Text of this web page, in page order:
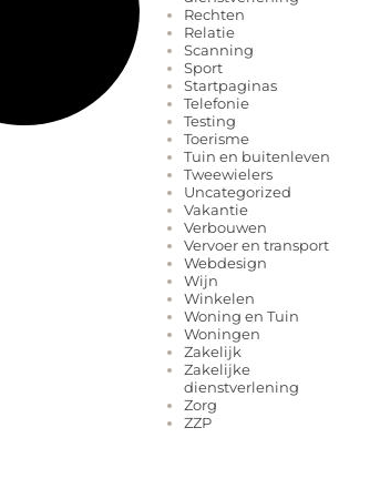
Rechten
Relatie
Scanning
Sport
Startpaginas
Telefonie
Testing
Toerisme
Tuin en buitenleven
Tweewielers
Uncategorized
Vakantie
Verbouwen
Vervoer en transport
Webdesign
Wijn
Winkelen
Woning en Tuin
Woningen
Zakelijk
Zakelijke
dienstverlening
Zorg
ZZP